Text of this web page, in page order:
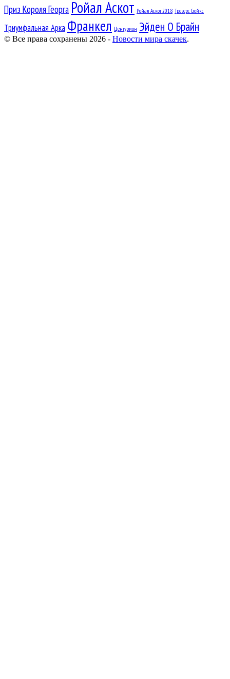
Приз Короля Георга Ройал Аскот Ройал Аскот 2018 Треверс Стейкс
Триумфальная Арка Франкел Центурион Эйден О Брайн
© Все права сохранены 2026 - Новости мира скачек.